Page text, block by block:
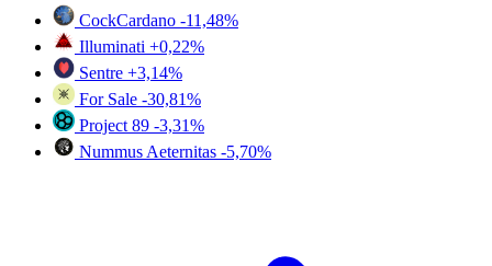
CockCardano -11,48%
Illuminati +0,22%
Sentre +3,14%
For Sale -30,81%
Project 89 -3,31%
Nummus Aeternitas -5,70%